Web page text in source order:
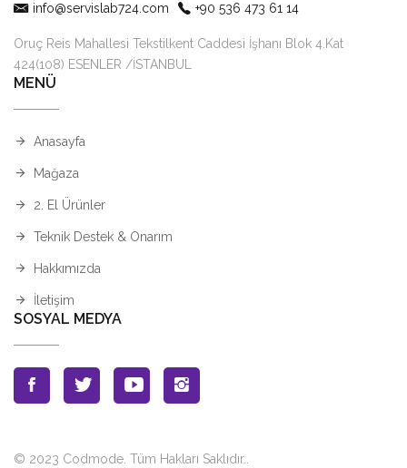
info@servislab724.com +90 536 473 61 14
Oruç Reis Mahallesi Tekstilkent Caddesi İşhanı Blok 4.Kat
424(108) ESENLER /İSTANBUL
MENÜ
Anasayfa
Mağaza
2. El Ürünler
Teknik Destek & Onarım
Hakkımızda
İletişim
SOSYAL MEDYA
© 2023 Codmode. Tüm Hakları Saklıdır.